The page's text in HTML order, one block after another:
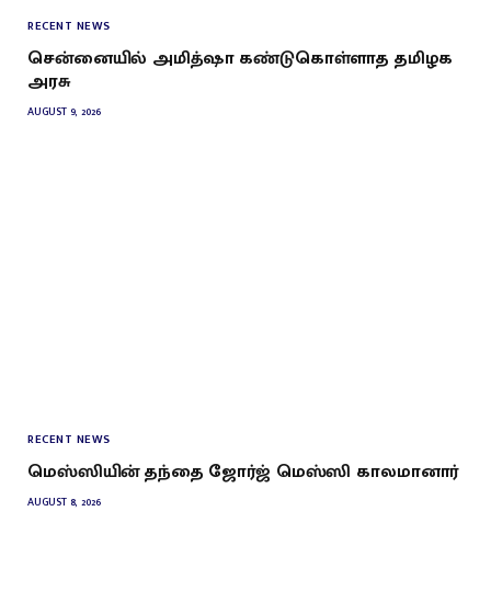
RECENT NEWS
சென்னையில் அமித்ஷா கண்டுகொள்ளாத தமிழக
அரசு
AUGUST 9, 2026
RECENT NEWS
மெஸ்ஸியின் தந்தை ஜோர்ஜ் மெஸ்ஸி காலமானார்
AUGUST 8, 2026